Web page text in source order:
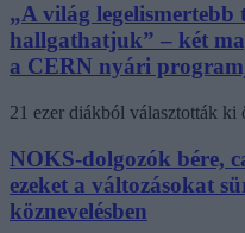
„A világ
hallgathatjuk” – két
a CERN nyári
21 ezer diákból választották ki
NOKS-dolgozók bére,
ezeket a változásokat
köznevelésben